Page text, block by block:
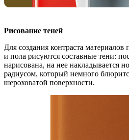
Рисование теней
Для создания контраста материалов
и пола рисуются составные тени:
нарисована, на нее накладывается
радиусом, который немного
шероховатой поверхности.